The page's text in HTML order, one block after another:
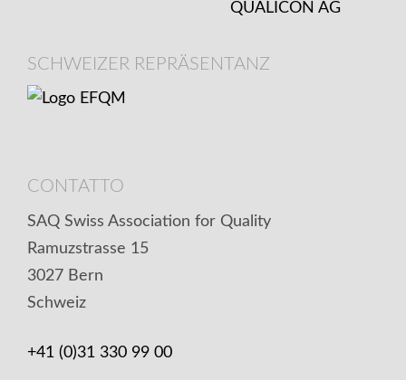
SCHWEIZER REPRÄSENTANZ
CONTATTO
SAQ Swiss Association for Quality
Ramuzstrasse 15
3027 Bern
Schweiz
+41 (0)31 330 99 00